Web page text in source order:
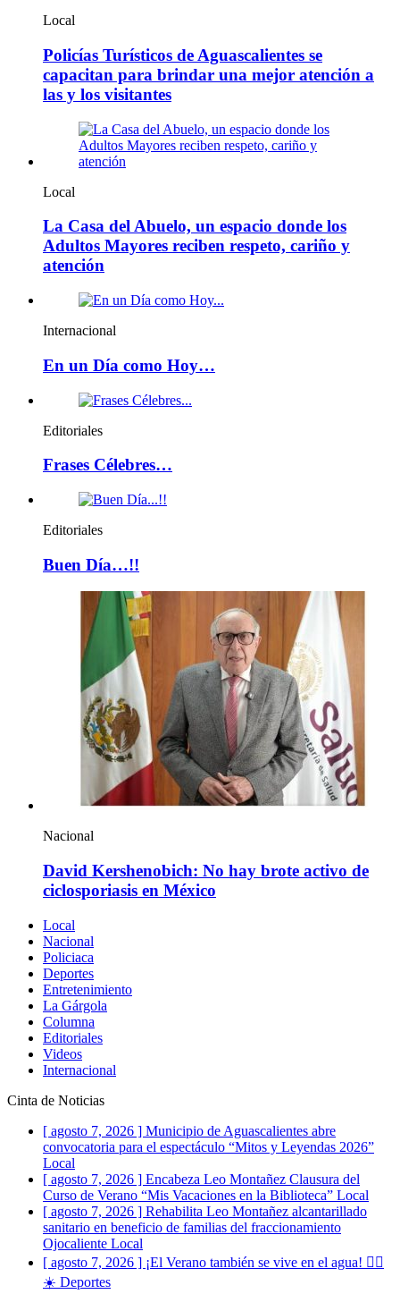
Local
Policías Turísticos de Aguascalientes se
capacitan para brindar una mejor atención a
las y los visitantes
Local
La Casa del Abuelo, un espacio donde los
Adultos Mayores reciben respeto, cariño y
atención
Internacional
En un Día como Hoy…
Editoriales
Frases Célebres…
Editoriales
Buen Día…!!
Nacional
David Kershenobich: No hay brote activo de
ciclosporiasis en México
Local
Nacional
Policiaca
Deportes
Entretenimiento
La Gárgola
Columna
Editoriales
Videos
Internacional
Cinta de Noticias
[ agosto 7, 2026 ] Municipio de Aguascalientes abre
convocatoria para el espectáculo “Mitos y Leyendas 2026”
Local
[ agosto 7, 2026 ] Encabeza Leo Montañez Clausura del
Curso de Verano “Mis Vacaciones en la Biblioteca” Local
[ agosto 7, 2026 ] Rehabilita Leo Montañez alcantarillado
sanitario en beneficio de familias del fraccionamiento
Ojocaliente Local
[ agosto 7, 2026 ] ¡El Verano también se vive en el agua! 🏊‍♀️
☀️ Deportes